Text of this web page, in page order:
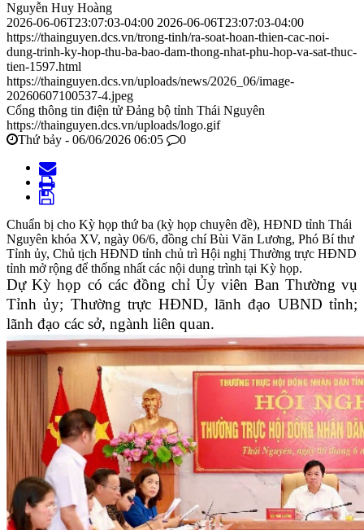
Nguyễn Huy Hoàng
2026-06-06T23:07:03-04:00 2026-06-06T23:07:03-04:00
https://thainguyen.dcs.vn/trong-tinh/ra-soat-hoan-thien-cac-noi-
dung-trinh-ky-hop-thu-ba-bao-dam-thong-nhat-phu-hop-va-sat-thuc-
tien-1597.html
https://thainguyen.dcs.vn/uploads/news/2026_06/image-
20260607100537-4.jpeg
Cổng thông tin điện tử Đảng bộ tỉnh Thái Nguyên
https://thainguyen.dcs.vn/uploads/logo.gif
Thứ bảy - 06/06/2026 06:05
0
Chuẩn bị cho Kỳ họp thứ ba (kỳ họp chuyên đề), HĐND tỉnh Thái
Nguyên khóa XV, ngày 06/6, đồng chí Bùi Văn Lương, Phó Bí thư
Tỉnh ủy, Chủ tịch HĐND tỉnh chủ trì Hội nghị Thường trực HĐND
tỉnh mở rộng để thống nhất các nội dung trình tại Kỳ họp.
Dự Kỳ họp có các đồng chỉ Ủy viên Ban Thường vụ
Tỉnh ủy; Thường trực HĐND, lãnh đạo UBND tỉnh;
lãnh đạo các sở, ngành liên quan.